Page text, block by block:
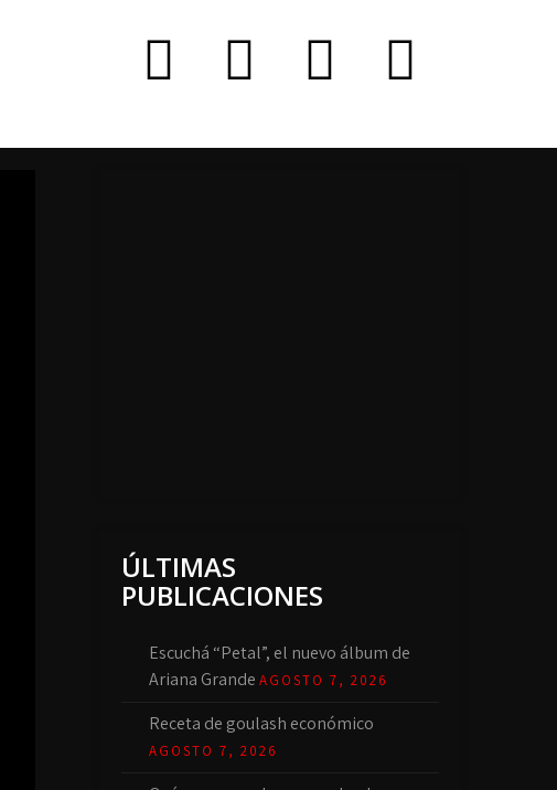
ÚLTIMAS
PUBLICACIONES
Escuchá “Petal”, el nuevo álbum de
Ariana Grande AGOSTO 7, 2026
Receta de goulash económico
AGOSTO 7, 2026